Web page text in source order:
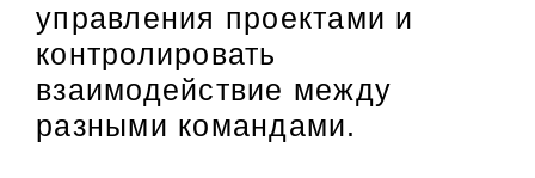
управления проектами и
контролировать
взаимодействие между
разными командами.